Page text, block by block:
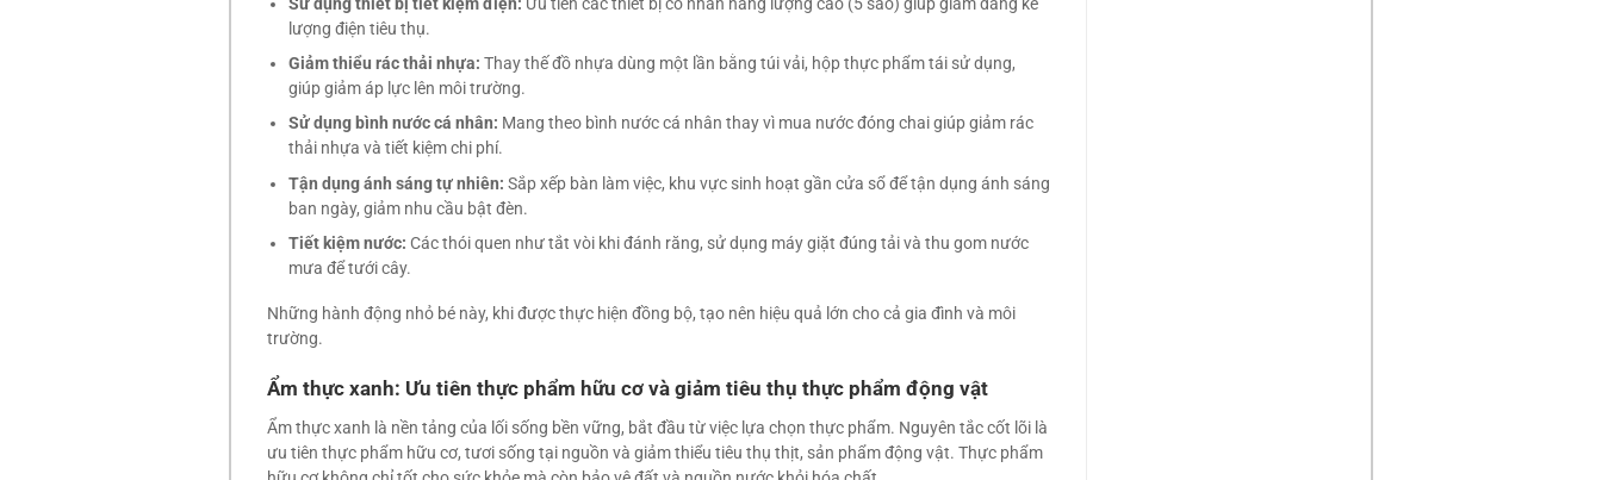
lượng điện tiêu thụ.
Giảm thiểu rác thải nhựa: Thay thế đồ nhựa dùng một lần bằng túi vải, hộp thực phẩm tái sử dụng,
giúp giảm áp lực lên môi trường.
Sử dụng bình nước cá nhân: Mang theo bình nước cá nhân thay vì mua nước đóng chai giúp giảm rác
thải nhựa và tiết kiệm chi phí.
Tận dụng ánh sáng tự nhiên: Sắp xếp bàn làm việc, khu vực sinh hoạt gần cửa sổ để tận dụng ánh sáng
ban ngày, giảm nhu cầu bật đèn.
Tiết kiệm nước: Các thói quen như tắt vòi khi đánh răng, sử dụng máy giặt đúng tải và thu gom nước
mưa để tưới cây.
Những hành động nhỏ bé này, khi được thực hiện đồng bộ, tạo nên hiệu quả lớn cho cả gia đình và môi
trường.
Ẩm thực xanh: Ưu tiên thực phẩm hữu cơ và giảm tiêu thụ thực phẩm động vật
Ẩm thực xanh là nền tảng của lối sống bền vững, bắt đầu từ việc lựa chọn thực phẩm. Nguyên tắc cốt lõi là
ưu tiên thực phẩm hữu cơ, tươi sống tại nguồn và giảm thiểu tiêu thụ thịt, sản phẩm động vật. Thực phẩm